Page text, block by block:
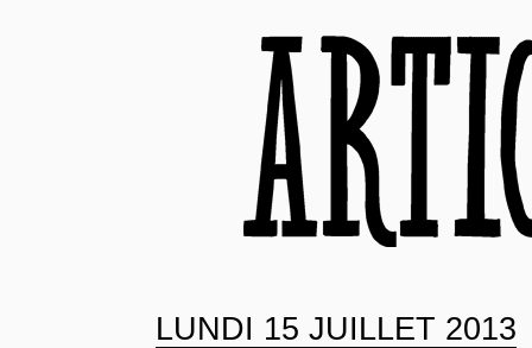
LUNDI 15 JUILLET 2013